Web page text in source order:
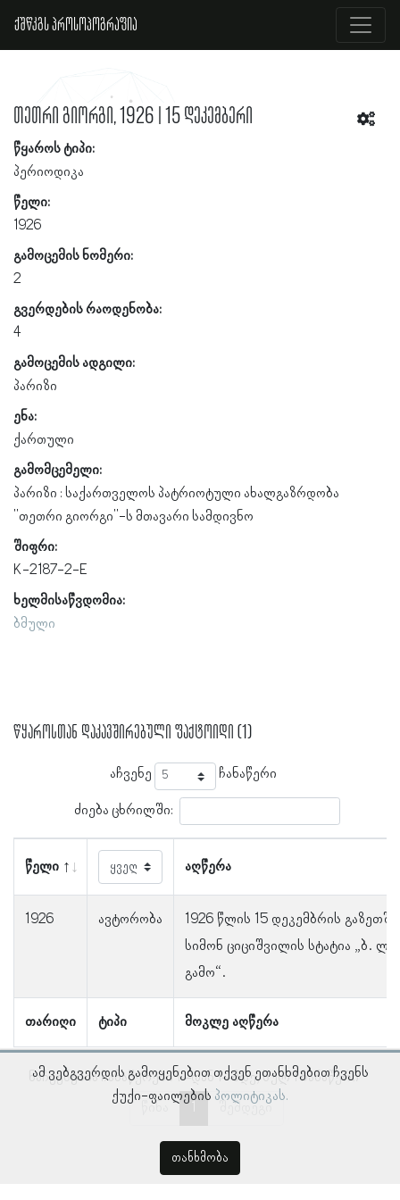
ქშწკგს პროსოპოგრაფია
თეთრი გიორგი, 1926 | 15 დეკემბერი
წყაროს ტიპი:
პერიოდიკა
წელი:
1926
გამოცემის ნომერი:
2
გვერდების რაოდენობა:
4
გამოცემის ადგილი:
პარიზი
ენა:
ქართული
გამომცემელი:
პარიზი : საქართველოს პატრიოტული ახალგაზრდობა
"თეთრი გიორგი"-ს მთავარი სამდივნო
შიფრი:
K-2187-2-E
ხელმისაწვდომია:
ბმული
წყაროსთან დაკავშირებული ფაქტოიდი (1)
აჩვენე ჩანაწერი
ძიება ცხრილში:
წელი აღწერა
თარიღი ტიპი მოკლე აღწერა
1926 ავტორობა
1926 წლის 15 დეკემბრის
სიმონ ციციშვილის სტატია „ბ.
გამო“.
ნაჩვენებია ჩანაწერები 1–დან 1–მდე, სულ 1 ჩანაწერი
წინა
შემდეგი
ამ ვებგვერდის გამოყენებით თქვენ ეთანხმებით ჩვენს
ქუქი-ფაილების პოლიტიკას.
თანხმობა